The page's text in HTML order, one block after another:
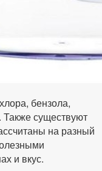
бензола,
существуют
на разный
и вкус.